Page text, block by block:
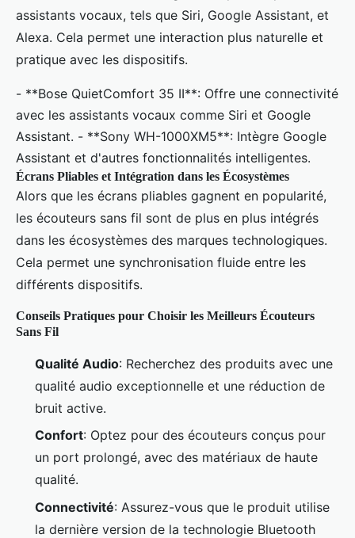
assistants vocaux, tels que Siri, Google Assistant, et
Alexa. Cela permet une interaction plus naturelle et
pratique avec les dispositifs.
- **Bose QuietComfort 35 II**: Offre une connectivité
avec les assistants vocaux comme Siri et Google
Assistant. - **Sony WH-1000XM5**: Intègre Google
Assistant et d'autres fonctionnalités intelligentes.
Écrans Pliables et Intégration dans les Écosystèmes
Alors que les écrans pliables gagnent en popularité,
les écouteurs sans fil sont de plus en plus intégrés
dans les écosystèmes des marques technologiques.
Cela permet une synchronisation fluide entre les
différents dispositifs.
Conseils Pratiques pour Choisir les Meilleurs Écouteurs
Sans Fil
Qualité Audio: Recherchez des produits avec une
qualité audio exceptionnelle et une réduction de
bruit active.
Confort: Optez pour des écouteurs conçus pour
un port prolongé, avec des matériaux de haute
qualité.
Connectivité: Assurez-vous que le produit utilise
la dernière version de la technologie Bluetooth